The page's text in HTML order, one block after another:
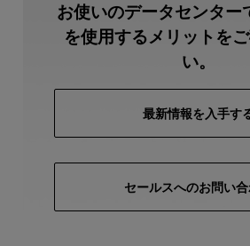
お使いのデータセンター
を使用するメリットを
い。
最新情報を入手す
セールスへのお問い